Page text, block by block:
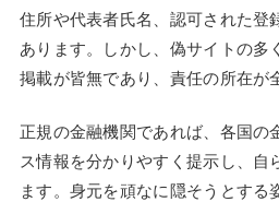
住所や代表者氏名、認可された登
あります。しかし、偽サイトの多
掲載が皆無であり、責任の所在が
正規の金融機関であれば、各国の
ス情報を分かりやすく提示し、自
ます。身元を頑なに隠そうとする